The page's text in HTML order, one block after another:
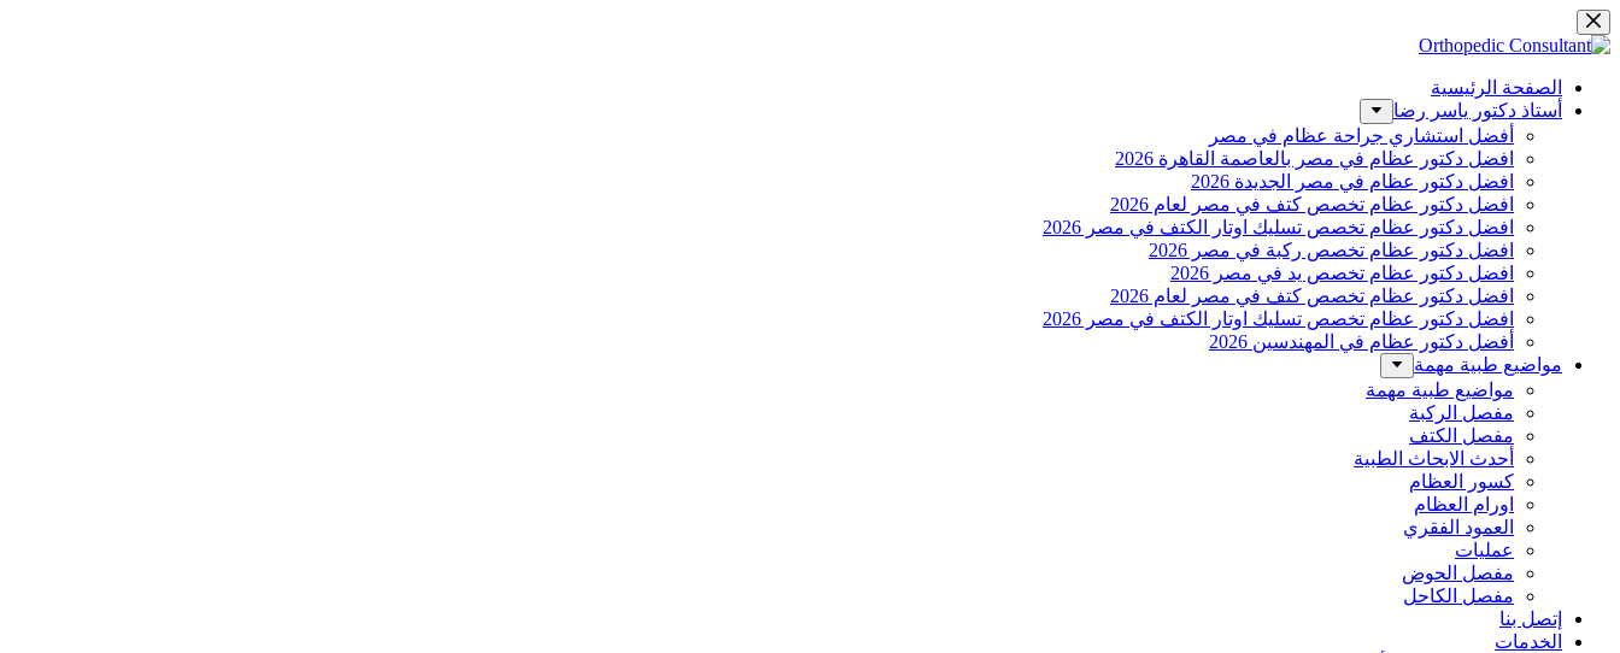
التجاوز
إلى
الصفحة الرئيسية
أستاذ دكتور ياسر رضا
أفضل استشاري جراحة عظام في مصر
افضل دكتور عظام في مصر بالعاصمة القاهرة 2026
افضل دكتور عظام في مصر الجديدة 2026
افضل دكتور عظام تخصص كتف في مصر لعام 2026
افضل دكتور عظام تخصص تسليك اوتار الكتف في مصر 2026
افضل دكتور عظام تخصص ركبة في مصر 2026
افضل دكتور عظام تخصص يد في مصر 2026
افضل دكتور عظام تخصص كتف في مصر لعام 2026
افضل دكتور عظام تخصص تسليك اوتار الكتف في مصر 2026
أفضل دكتور عظام في المهندسين 2026
مواضيع طبية مهمة
مواضيع طبية مهمة
مفصل الركبة
مفصل الكتف
أحدث الابحاث الطبية
كسور العظام
اورام العظام
العمود الفقري
عمليات
مفصل الحوض
مفصل الكاحل
إتصل بنا
الخدمات